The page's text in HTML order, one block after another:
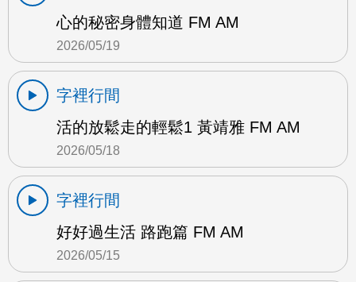
心的秘密身體知道 FM AM
2026/05/19
字裡行間
活的放鬆走的輕鬆1 黃靖雅 FM AM
2026/05/18
字裡行間
好好過生活 路跑篇 FM AM
2026/05/15